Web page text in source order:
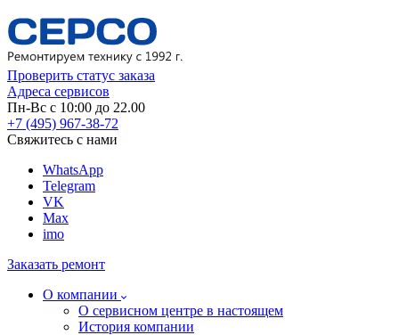
Проверить статус заказа
Адреса сервисов
Пн-Вс с 10:00 до 22.00
+7 (495) 967-38-72
Свяжитесь с нами
WhatsApp
Telegram
VK
Max
imo
Заказать ремонт
О компании
О сервисном центре в настоящем
История компании